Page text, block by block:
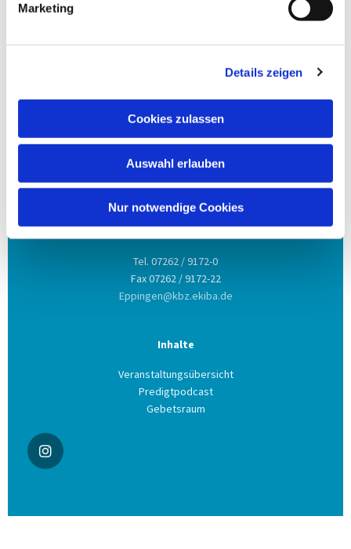
Marketing
Details zeigen
Cookies zulassen
Auswahl erlauben
Nur notwendige Cookies
Anschrift
Evang. Kirchengemeinde Eppingen
Ludwig-Zorn-Str. 12
75031 Eppingen
Kontakt aufnehmen
Tel. 07262 / 9172-0
Fax 07262 / 9172-22
Eppingen@kbz.ekiba.de
Inhalte
Veranstaltungsübersicht
Predigtpodcast
Gebetsraum